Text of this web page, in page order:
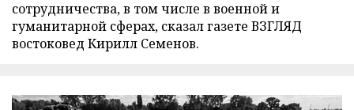
сотрудничества, в том числе в военной и
гуманитарной сферах, сказал газете ВЗГЛЯД
востоковед Кирилл Семенов.